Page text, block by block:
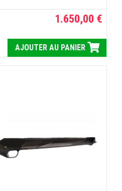
1.650,00 €
AJOUTER AU PANIER